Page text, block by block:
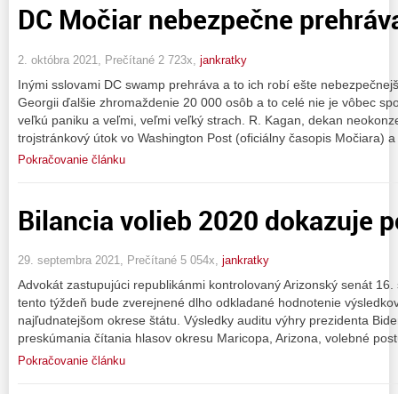
DC Močiar nebezpečne
2. októbra 2021, Prečítané 2 723x, jankratky
Inými sslovami DC swamp prehráva a to ich robí ešte
Georgii ďalšie zhromaždenie 20 000 osôb a to celé nie je vôbec
veľkú paniku a veľmi, veľmi veľký strach. R. Kagan, dekan
trojstránkový útok vo Washington Post (oficiálny časopis Močiara)
Pokračovanie článku
Bilancia volieb 2020 dokazuje
29. septembra 2021, Prečítané 5 054x, jankratky
Advokát zastupujúci republikánmi kontrolovaný Arizonský senát
tento týždeň bude zverejnené dlho odkladané hodnotenie
najľudnatejšom okrese štátu. Výsledky auditu výhry prezidenta
preskúmania čítania hlasov okresu Maricopa, Arizona, volebné
Pokračovanie článku